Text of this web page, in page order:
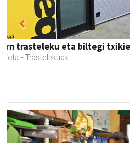
Egape Ikastola
Urnieta - Hezkuntza
Previous